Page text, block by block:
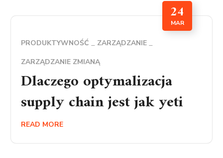
24
MAR
PRODUKTYWNOŚĆ
ZARZĄDZANIE
ZARZĄDZANIE ZMIANĄ
Dlaczego optymalizacja
supply chain jest jak yeti
READ MORE